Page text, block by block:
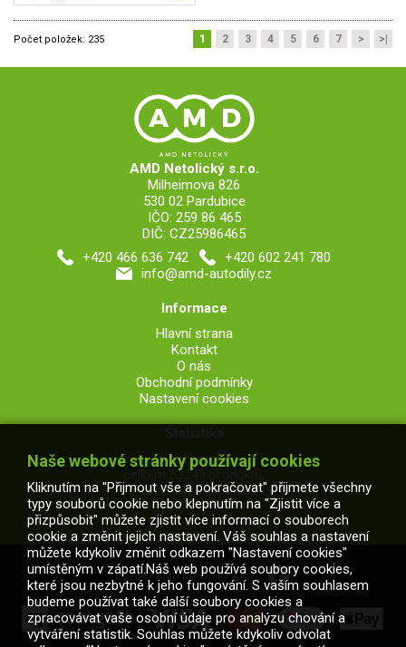
Počet položek: 235 1 2 3 4 5 6 7 > >|
AMD Netolický s.r.o.
Milheimova 826
530 02 Pardubice
IČO: 259 86 465
DIČ: CZ25986465
+420 466 636 742
+420 602 241 780
info@amd-autodily.cz
Informace
Hlavní strana
Kontakt
O nás
Obchodní podmínky
Nastavení cookies
V obchodě je
celkem 53249 produktů,
z toho 7106 skladem.
2026 © AMD Netolický s.r.o.
Naše webové stránky používají cookies
Kliknutím na "Přijmout vše a pokračovat" přijmete všechny
typy souborů cookie nebo klepnutím na "Zjistit více a
přizpůsobit" můžete zjistit více informací o souborech
cookie a změnit jejich nastavení. Váš souhlas a nastavení
můžete kdykoliv změnit odkazem "Nastavení cookies"
umístěným v zápatí.Náš web používá soubory cookies,
které jsou nezbytné k jeho fungování. S vaším souhlasem
budeme používat také další soubory cookies a
zpracovávat vaše osobní údaje pro analýzu chování a
vytváření statistik. Souhlas můžete kdykoliv odvolat